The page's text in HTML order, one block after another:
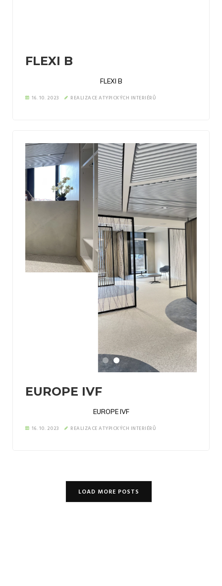
FLEXI B
FLEXI B
16. 10. 2023 REALIZACE ATYPICKÝCH INTERIÉRŮ
EUROPE IVF
EUROPE IVF
16. 10. 2023 REALIZACE ATYPICKÝCH INTERIÉRŮ
LOAD MORE POSTS